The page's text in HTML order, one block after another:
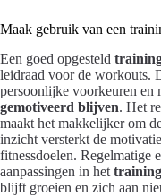
Maak gebruik van een
Een goed opgesteld
leidraad voor de workouts.
persoonlijke voorkeuren en
gemotiveerd blijven. Het
maakt het makkelijker om
inzicht versterkt de
fitnessdoelen. Regelmatige
aanpassingen in het
blijft groeien en zich aan